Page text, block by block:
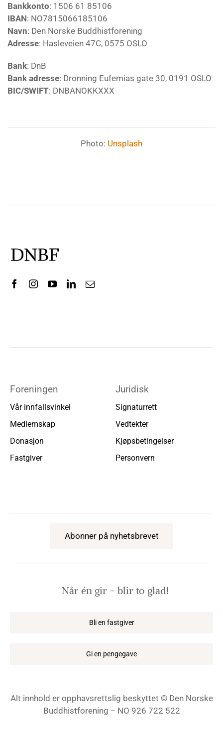
Bankkonto: 1506 61 85106
IBAN: NO7815066185106
Navn: Den Norske Buddhistforening
Adresse: Hasleveien 47C, 0575 OSLO
Bank: DnB
Bank adresse: Dronning Eufemias gate 30, 0191 OSLO
BIC/SWIFT: DNBANOKKXXX
Photo: Unsplash
Foreningen
Vår innfallsvinkel
Medlemskap
Donasjon
Fastgiver
Juridisk
Signaturrett
Vedtekter
Kjøpsbetingelser
Personvern
Abonner på nyhetsbrevet
Når én gir − blir to glad!
Bli en fastgiver
Gi en pengegave
Alt innhold er opphavsrettslig beskyttet © Den Norske
Buddhistforening − NO 926 722 522